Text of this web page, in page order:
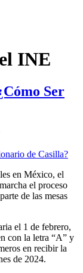
INE
Ser
en México, el
el proceso
de las mesas
el 1 de febrero,
con la letra “A” y
en recibir la
de 2024.